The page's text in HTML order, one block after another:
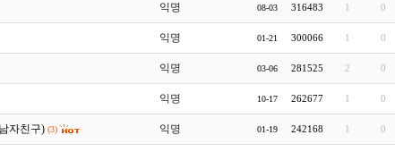
익명 08-03 316483 1 0
익명 01-21 300066 1 0
익명 03-06 281525 2 0
익명 10-17 262677 1 0
자친구) (3) 익명 01-19 242168 1 0